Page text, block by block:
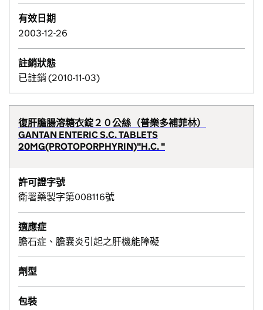
有效日期
2003-12-26
註銷狀態
已註銷 (2010-11-03)
復肝膽腸溶糖衣錠２０公絲（普樂多補菲林）
GANTAN ENTERIC S.C. TABLETS
20MG(PROTOPORPHYRIN)"H.C. "
許可證字號
衛署藥製字第008116號
適應症
膽石症、膽囊炎引起之肝機能障礙
劑型
包裝